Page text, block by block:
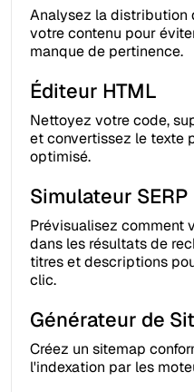
Analysez la distribution
votre contenu pour
manque de pertinence.
Éditeur HTML
Nettoyez votre code,
et convertissez le texte
optimisé.
Simulateur SERP
Prévisualisez comment
dans les résultats de
titres et descriptions
clic.
Générateur de
Créez un sitemap
l'indexation par les